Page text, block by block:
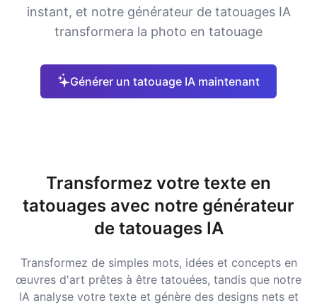
instant, et notre générateur de tatouages IA
transformera la photo en tatouage
Générer un tatouage IA maintenant
Transformez votre texte en
tatouages avec notre générateur
de tatouages IA
Transformez de simples mots, idées et concepts en
œuvres d'art prêtes à être tatouées, tandis que notre
IA analyse votre texte et génère des designs nets et